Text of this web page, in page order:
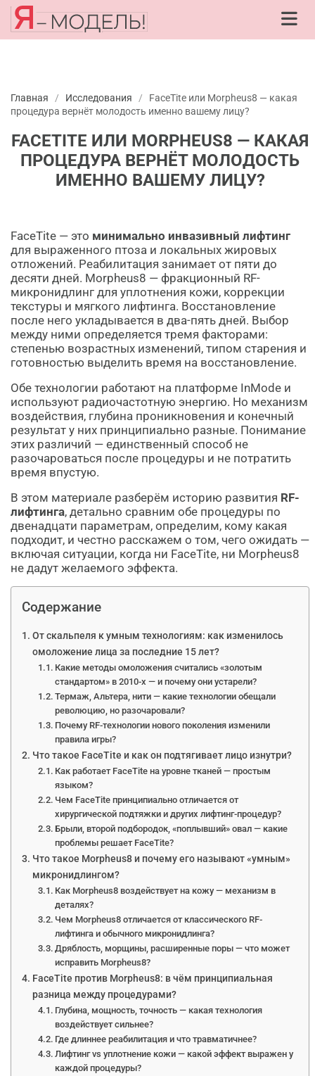
Главная / Исследования /
FaceTite или Morpheus8 — какая
процедура вернёт молодость именно вашему лицу?
FACETITE ИЛИ MORPHEUS8 — КАКАЯ
ПРОЦЕДУРА ВЕРНЁТ МОЛОДОСТЬ
ИМЕННО ВАШЕМУ ЛИЦУ?
FaceTite — это минимально инвазивный лифтинг
для выраженного птоза и локальных жировых
отложений. Реабилитация занимает от пяти до
десяти дней. Morpheus8 — фракционный RF-
микронидлинг для уплотнения кожи, коррекции
текстуры и мягкого лифтинга. Восстановление
после него укладывается в два-пять дней. Выбор
между ними определяется тремя факторами:
степенью возрастных изменений, типом старения и
готовностью выделить время на восстановление.
Обе технологии работают на платформе InMode и
используют радиочастотную энергию. Но механизм
воздействия, глубина проникновения и конечный
результат у них принципиально разные. Понимание
этих различий — единственный способ не
разочароваться после процедуры и не потратить
время впустую.
В этом материале разберём историю развития RF-
лифтинга, детально сравним обе процедуры по
двенадцати параметрам, определим, кому какая
подходит, и честно расскажем о том, чего ожидать —
включая ситуации, когда ни FaceTite, ни Morpheus8
не дадут желаемого эффекта.
Содержание
От скальпеля к умным технологиям: как изменилось
омоложение лица за последние 15 лет?
Какие методы омоложения считались «золотым
стандартом» в 2010-х — и почему они устарели?
Термаж, Альтера, нити — какие технологии обещали
революцию, но разочаровали?
Почему RF-технологии нового поколения изменили
правила игры?
Что такое FaceTite и как он подтягивает лицо изнутри?
Как работает FaceTite на уровне тканей — простым
языком?
Чем FaceTite принципиально отличается от
хирургической подтяжки и других лифтинг-процедур?
Брыли, второй подбородок, «поплывший» овал — какие
проблемы решает FaceTite?
Что такое Morpheus8 и почему его называют «умным»
микронидлингом?
Как Morpheus8 воздействует на кожу — механизм в
деталях?
Чем Morpheus8 отличается от классического RF-
лифтинга и обычного микронидлинга?
Дряблость, морщины, расширенные поры — что может
исправить Morpheus8?
FaceTite против Morpheus8: в чём принципиальная
разница между процедурами?
Глубина, мощность, точность — какая технология
воздействует сильнее?
Где длиннее реабилитация и что травматичнее?
Лифтинг vs уплотнение кожи — какой эффект выражен у
каждой процедуры?